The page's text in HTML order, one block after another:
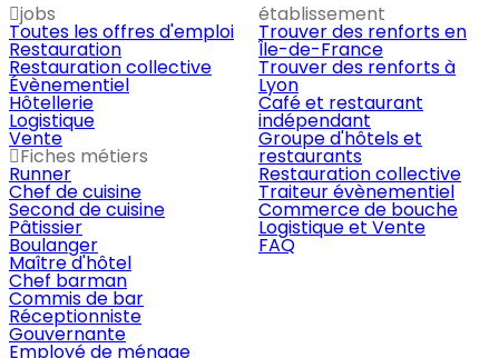
jobs
Toutes les offres d'emploi
Restauration
Restauration collective
Évènementiel
Hôtellerie
Logistique
Vente
Fiches métiers
Runner
Chef de cuisine
Second de cuisine
Pâtissier
Boulanger
Maître d'hôtel
Chef barman
Commis de bar
Réceptionniste
Gouvernante
Employé de ménage
établissement
Trouver des renforts en
Île-de-France
Trouver des renforts à
Lyon
Café et restaurant
indépendant
Groupe d'hôtels et
restaurants
Restauration collective
Traiteur évènementiel
Commerce de bouche
Logistique et Vente
FAQ